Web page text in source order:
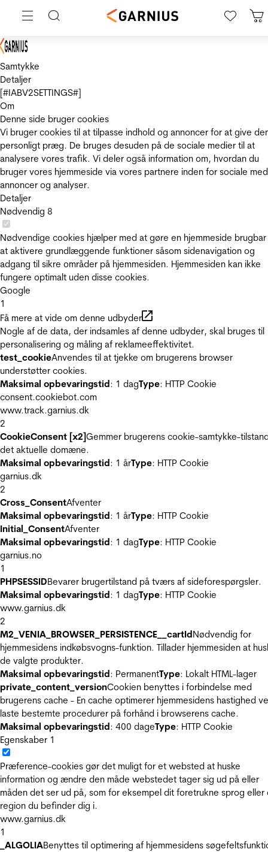
Samtykke
Detaljer
[#IABV2SETTINGS#]
Om
Denne side bruger cookies
Vi bruger cookies til at tilpasse indhold og annoncer for at give
personligt præg. De bruges desuden på de sociale medier til at
analysere vores trafik. Vi deler også information om, hvordan du
bruger vores hjemmeside via vores partnere inden for sociale
annoncer og analyser.
Detaljer
Nødvendig 8
Nødvendige cookies hjælper med at gøre en hjemmeside
at aktivere grundlæggende funktioner såsom sidenavigation og
adgang til sikre områder på hjemmesiden. Hjemmesiden kan ikke
fungere optimalt uden disse cookies.
Google
1
Få mere at vide om denne udbyder
Nogle af de data, der indsamles af denne udbyder, skal bruges til
personalisering og måling af reklameeffektivitet.
test_cookieAnvendes til at tjekke om brugerens browser
understøtter cookies.
Maksimal opbevaringstid: 1 dagType: HTTP Cookie
consent.cookiebot.com
www.track.garnius.dk
2
CookieConsent [x2]Gemmer brugerens cookie-samtykke-
det aktuelle domæne.
Maksimal opbevaringstid: 1 årType: HTTP Cookie
garnius.dk
2
Cross_ConsentAfventer
Maksimal opbevaringstid: 1 årType: HTTP Cookie
Initial_ConsentAfventer
Maksimal opbevaringstid: 1 dagType: HTTP Cookie
garnius.no
1
PHPSESSIDBevarer brugertilstand på tværs af sideforespørgsler.
Maksimal opbevaringstid: 1 dagType: HTTP Cookie
www.garnius.dk
2
M2_VENIA_BROWSER_PERSISTENCE__cartIdNødvendig for
hjemmesidens indkøbsvogns-funktion. Tillader hjemmesiden at
de valgte produkter.
Maksimal opbevaringstid: PermanentType: Lokalt HTML-lager
private_content_versionCookien benyttes i forbindelse med
brugerens cache - En cache optimerer hjemmesidens hastighed
laste bestemte procedurer på forhånd i browserens cache.
Maksimal opbevaringstid: 400 dageType: HTTP Cookie
Egenskaber 1
Præference-cookies gør det muligt for et websted at huske
information og ændre den måde webstedet tager sig ud på eller
måden det ser ud på, som for eksempel dit foretrukne sprog eller
region du befinder dig i.
www.garnius.dk
1
_ALGOLIABenyttes til optimering af hjemmesidens